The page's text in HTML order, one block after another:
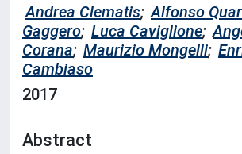
Andrea Clematis; Alfonso
Gaggero; Luca Caviglione;
Corana; Maurizio Mongelli;
Cambiaso
2017
Abstract